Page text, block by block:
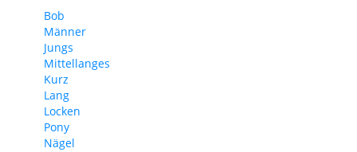
Bob
Männer
Jungs
Mittellanges
Kurz
Lang
Locken
Pony
Nägel